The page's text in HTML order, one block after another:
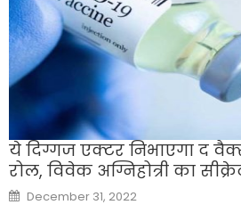
ये दिग्गज एक्टर निभाएगा द
रोल, विवेक अग्निहोत्री का
Posted
on
December 31, 2022